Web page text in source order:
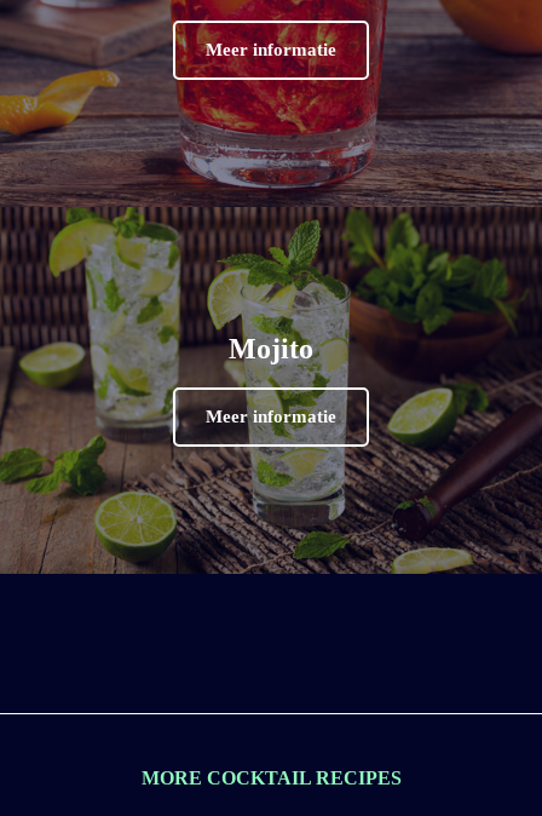
Meer informatie
Mojito
Meer informatie
MORE COCKTAIL RECIPES